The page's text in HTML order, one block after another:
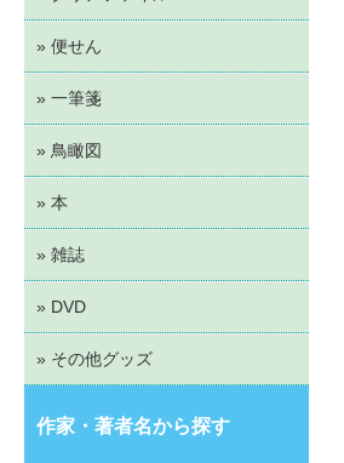
» 便せん
» 一筆箋
» 鳥瞰図
» 本
» 雑誌
» DVD
» その他グッズ
作家・著者名から探す